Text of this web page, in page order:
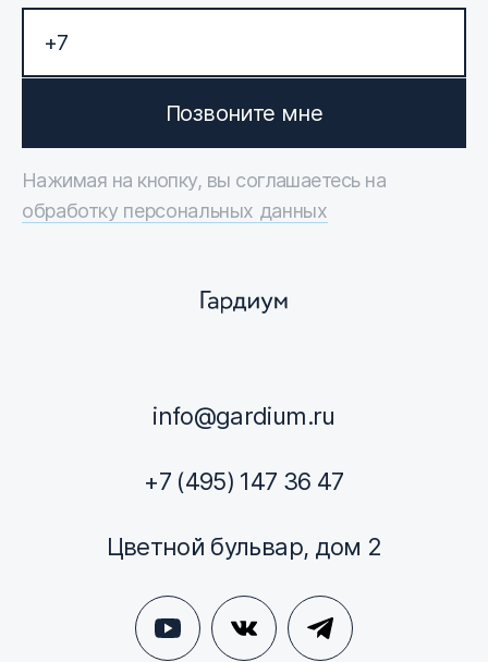
Позвоните мне
Нажимая на кнопку, вы соглашаетесь на
обработку персональных данных
info@gardium.ru
+7 (495) 147 36 47
Цветной бульвар, дом 2